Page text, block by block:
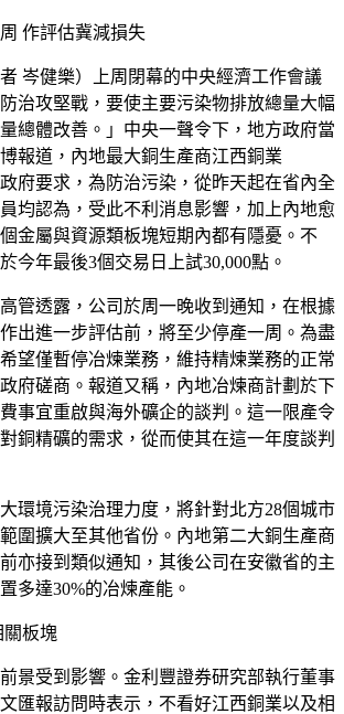
作評估冀減損失
岑健樂）上周閉幕的中央經濟工作會議
治攻堅戰，要使主要污染物排放總量大幅
總體改善。」中央一聲令下，地方政府當
報道，內地最大銅生產商江西銅業
政府要求，為防治污染，從昨天起在省內全
均認為，受此不利消息影響，加上內地愈
金屬與資源類板塊短期內都有隱憂。不
今年最後3個交易日上試30,000點。
管透露，公司於周一晚收到通知，在根據
出進一步評估前，將至少停產一周。為盡
望僅暫停冶煉業務，維持精煉業務的正常
府磋商。報道又稱，內地冶煉商計劃於下
事宜重啟與海外礦企的談判。這一限產令
銅精礦的需求，從而使其在這一年度談判
環境污染治理力度，將針對北方28個城市
圍擴大至其他省份。內地第二大銅生產商
亦接到類似通知，其後公司在安徽省的主
多達30%的冶煉產能。
關板塊
景受到影響。金利豐證券研究部執行董事
匯報訪問時表示，不看好江西銅業以及相